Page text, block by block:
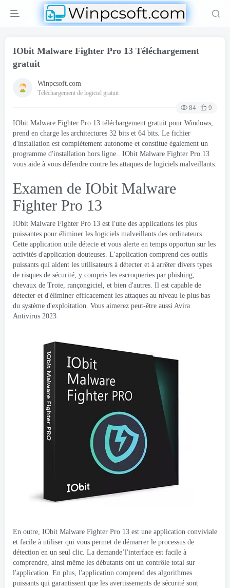
IObit Malware Fighter Pro 13 Téléchargement
gratuit
Winpcsoft.com
Téléchargement de logiciel gratuit
84
9
IObit Malware Fighter Pro 13 téléchargement gratuit pour Windows,
prend en charge les architectures 32 bits et 64 bits. Le fichier
d'installation est complètement autonome et constitue également un
programme d'installation hors ligne.. IObit Malware Fighter Pro 13
vous aide à vous défendre contre les attaques de logiciels malveillants.
Examen de IObit Malware
Fighter Pro 13
IObit Malware Fighter Pro 13 est l'une des applications les plus
puissantes pour éliminer les logiciels malveillants des ordinateurs.
Cette application utile détecte et vous alerte en temps opportun sur les
activités d'application douteuses. L'application comprend des outils
puissants qui aident les utilisateurs à détecter et à arrêter divers types
de risques de sécurité, y compris les escroqueries par phishing,
chevaux de Troie, rançongiciel, et bien d'autres. Il est capable de
détecter et d'éliminer efficacement les attaques au niveau le plus bas
du système d'exploitation. Vous aimerez peut-être aussi Avira
Antivirus 2023.
En outre, IObit Malware Fighter Pro 13 est une application conviviale
et facile à utiliser qui vous permet de démarrer le processus de
détection en un seul clic. La demande’l'interface est facile à
comprendre, ainsi même les débutants ont un contrôle total sur
l'application. En plus, l'application comprend des algorithmes
puissants qui garantissent que les avertissements de sécurité sont